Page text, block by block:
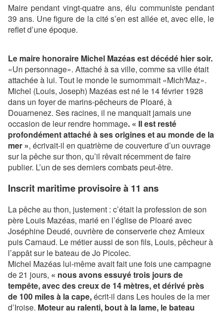
Maire pendant vingt-quatre ans, élu communiste pendant
39 ans. Une figure de la cité s’en est allée et, avec elle, le
reflet d’une époque.
Le maire honoraire Michel Mazéas est décédé hier soir.
«Un personnage». Attaché à sa ville, comme sa ville était
attachée à lui. Tout le monde le surnommait «Mich'Maz».
Michel (Louis, Joseph) Mazéas est né le 14 février 1928
dans un foyer de marins-pêcheurs de Ploaré, à
Douarnenez. Ses racines, il ne manquait jamais une
occasion de leur rendre hommage. « Il est resté
profondément attaché à ses origines et au monde de la
mer », écrivait-il en quatrième de couverture d’un ouvrage
sur la pêche sur thon, qu’il rêvait récemment de faire
publier. L’un de ses derniers combats peut-être.
Inscrit maritime provisoire à 11 ans
La pêche au thon, justement : c’était la profession de son
père Louis Mazéas, marié en l’église de Ploaré avec
Joséphine Deudé, ouvrière de conserverie chez Amieux
puis Carnaud. Le métier aussi de son fils, Louis, pêcheur à
l’appât sur le bateau de Jo Picolec.
Michel Mazéas lui-même avait fait une fois une campagne
de 21 jours, « nous avons essuyé trois jours de
tempête, avec des creux de 14 mètres, et dérivé près
de 100 miles à la cape,écrit-il dans Les houles de la mer
d’Iroise. Moteur au ralenti, bout à la lame, le bateau